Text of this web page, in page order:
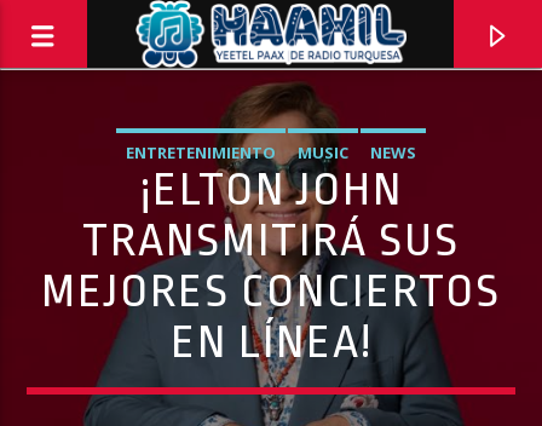
ENTRETENIMIENTO MUSIC NEWS
¡ELTON JOHN
TRANSMITIRÁ SUS
MEJORES CONCIERTOS
EN LÍNEA!